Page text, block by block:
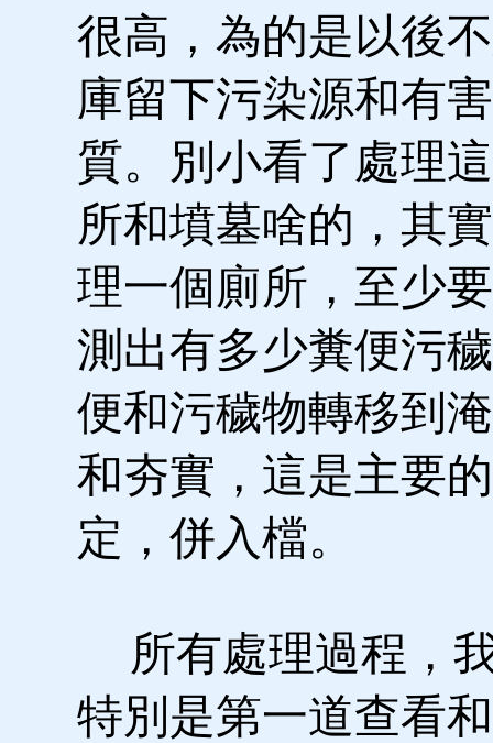
很高，為的是以後
庫留下污染源和有
質。別小看了處理
所和墳墓啥的，其
理一個廁所，至少
測出有多少糞便污
便和污穢物轉移到
和夯實，這是主要
定，併入檔。
所有處理過程，
特別是第一道查看